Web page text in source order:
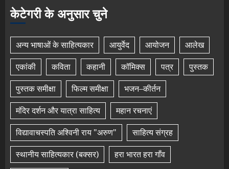
केटेगरी के अनुसार चुने
अन्य भाषाओं के साहित्यकार आयुर्वेद आयोजन
आलेख
एकांकी
कविता कहानी कॉमिक्स पत्र
पुस्तक
पुस्तक समीक्षा
फिल्म समीक्षा
भजन–कीर्तन
मंदिर दर्शन और यात्रा साहित्य
महान रचनाएं
विद्यावाचस्पति अश्विनी राय "अरुण"
साहित्य संग्रह
स्थानीय साहित्यकार (बक्सर)
हरा भारत हरा गाँव